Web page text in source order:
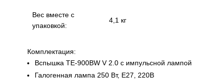
Вес вместе с
упаковкой:
4,1 кг
Комплектация:
Вспышка TE-900BW V 2.0 с импульсной лампой
Галогенная лампа 250 Вт, E27, 220В